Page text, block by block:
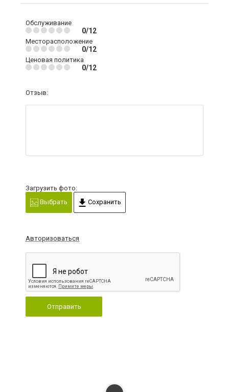
Обслуживание
0/12
Месторасположение
0/12
Ценовая политика
0/12
Отзыв:
Загрузить фото:
Выбрать
Сохранить
Авторизоваться
Отправить